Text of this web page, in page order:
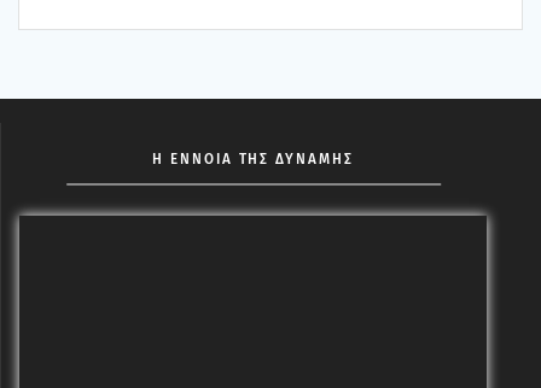
Η ΕΝΝΟΙΑ ΤΗΣ ΔΥΝΑΜΗΣ